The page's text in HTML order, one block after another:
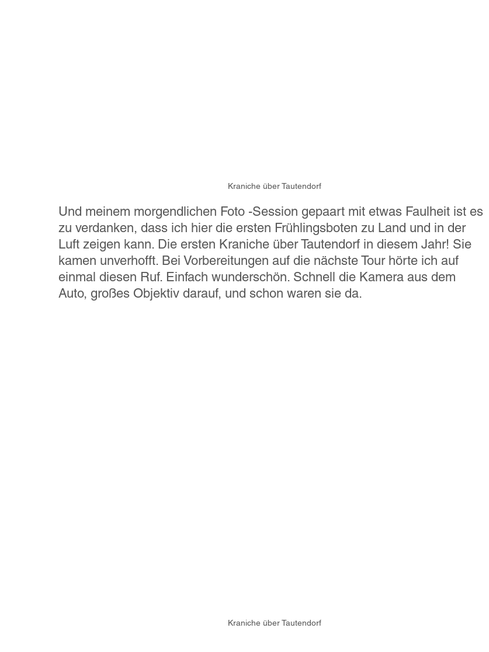
Kraniche über Tautendorf
Und meinem morgendlichen Foto -Session gepaart mit etwas Faulheit ist es
zu verdanken, dass ich hier die ersten Frühlingsboten zu Land und in der
Luft zeigen kann. Die ersten Kraniche über Tautendorf in diesem Jahr! Sie
kamen unverhofft. Bei Vorbereitungen auf die nächste Tour hörte ich auf
einmal diesen Ruf. Einfach wunderschön. Schnell die Kamera aus dem
Auto, großes Objektiv darauf, und schon waren sie da.
Kraniche über Tautendorf